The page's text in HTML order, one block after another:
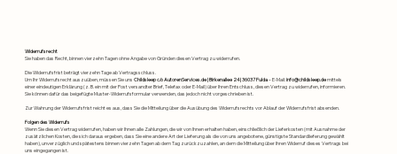
Widerrufsrecht
Sie haben das Recht, binnen vierzehn Tagen ohne Angabe von Gründen diesen Vertrag zu widerrufen.
Die Widerrufsfrist beträgt vierzehn Tage ab Vertragsschluss.
Um Ihr Widerrufsrecht auszuüben, müssen Sie uns Childsleep c/o AutorenServices.de | Birkenallee 24 | 36037 Fulda– E-Mail:info@childsleep.de mittels
einer eindeutigen Erklärung (z. B. ein mit der Post versandter Brief, Telefax oder E-Mail) über Ihren Entschluss, diesen Vertrag zu widerrufen, informieren.
Sie können dafür das beigefügte Muster-Widerrufsformular verwenden, das jedoch nicht vorgeschrieben ist.
Zur Wahrung der Widerrufsfrist reicht es aus, dass Sie die Mitteilung über die Ausübung des Widerrufsrechts vor Ablauf der Widerrufsfrist absenden.
Folgen des Widerrufs
Wenn Sie diesen Vertrag widerrufen, haben wir Ihnen alle Zahlungen, die wir von Ihnen erhalten haben, einschließlich der Lieferkosten (mit Ausnahme der
zusätzlichen Kosten, die sich daraus ergeben, dass Sie eine andere Art der Lieferung als die von uns angebotene, günstigste Standardlieferung gewählt
haben), unverzüglich und spätestens binnen vierzehn Tagen ab dem Tag zurückzuzahlen, an dem die Mitteilung über Ihren Widerruf dieses Vertrags bei
uns eingegangen ist.